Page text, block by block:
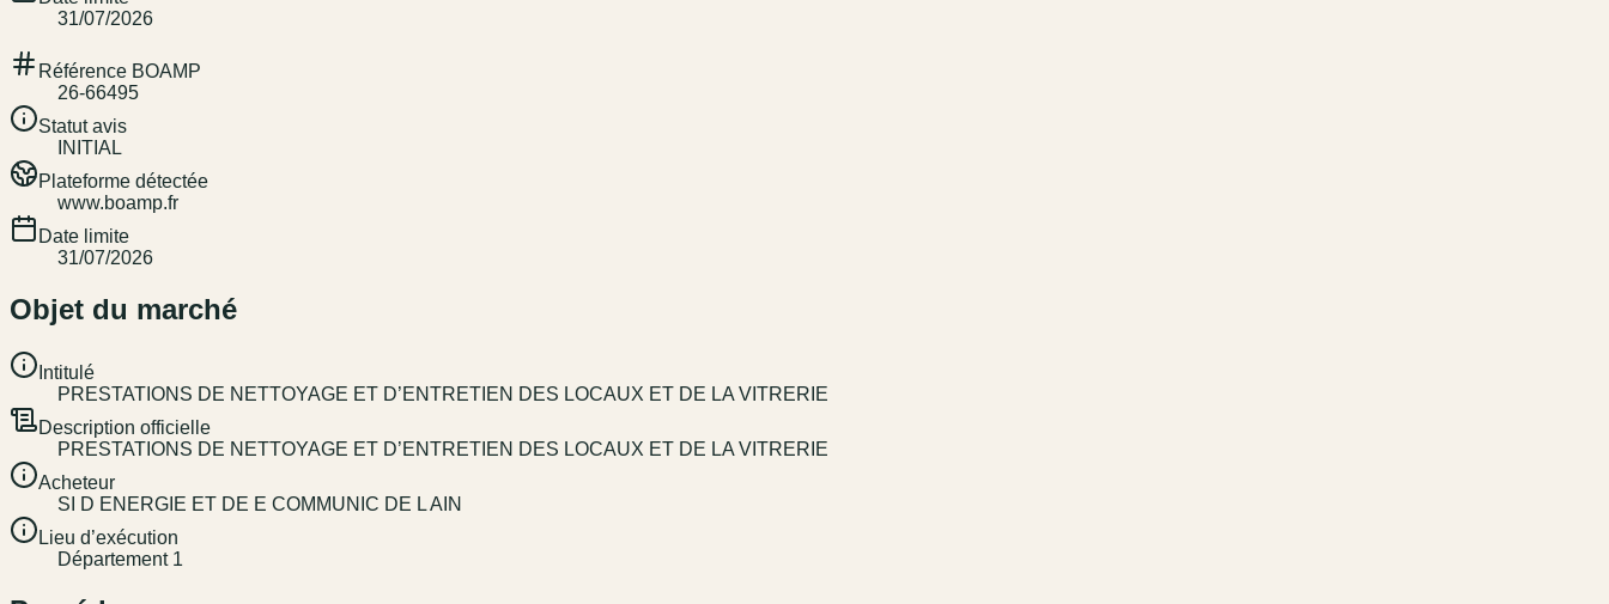
31/07/2026
Référence BOAMP
26-66495
Statut avis
INITIAL
Plateforme détectée
www.boamp.fr
Date limite
31/07/2026
Objet du marché
Intitulé
PRESTATIONS DE NETTOYAGE ET D’ENTRETIEN DES LOCAUX ET DE LA VITRERIE
Description officielle
PRESTATIONS DE NETTOYAGE ET D’ENTRETIEN DES LOCAUX ET DE LA VITRERIE
Acheteur
SI D ENERGIE ET DE E COMMUNIC DE L AIN
Lieu d’exécution
Département 1